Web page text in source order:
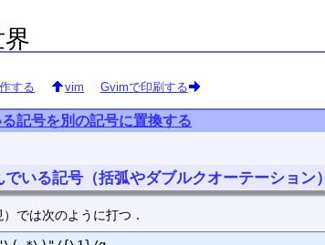
する vim Gvimで印刷する
記号を別の記号に置換する
でいる記号（括弧やダブルクオーテーション
では次のように打つ．